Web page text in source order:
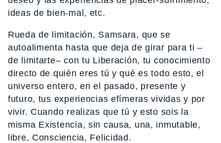
ideas de bien-mal, etc.
Rueda de limitación, Samsara, que se
autoalimenta hasta que deja de girar para ti –
de limitarte– con tu Liberación, tu conocimiento
directo de quién eres tú y qué es todo esto, el
universo entero, en el pasado, presente y
futuro, tus experiencias efímeras vividas y por
vivir. Cuando realizas que tú y esto sois la
misma Existencia, sin causa, una, inmutable,
libre, Consciencia, Felicidad.